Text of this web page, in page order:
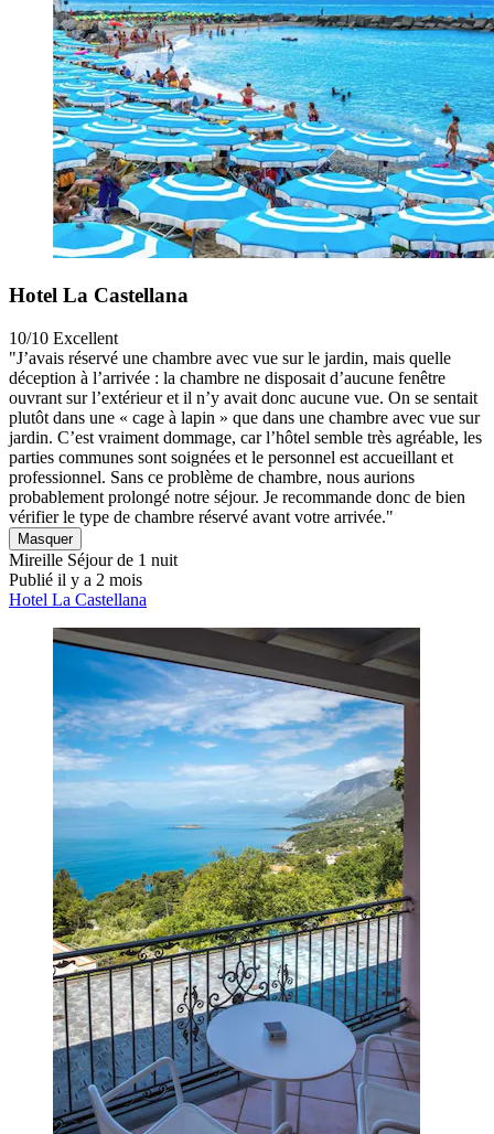
Hotel La Castellana
10/10 Excellent
"J’avais réservé une chambre avec vue sur le jardin, mais quelle
déception à l’arrivée : la chambre ne disposait d’aucune fenêtre
ouvrant sur l’extérieur et il n’y avait donc aucune vue. On se sentait
plutôt dans une « cage à lapin » que dans une chambre avec vue sur
jardin. C’est vraiment dommage, car l’hôtel semble très agréable, les
parties communes sont soignées et le personnel est accueillant et
professionnel. Sans ce problème de chambre, nous aurions
probablement prolongé notre séjour. Je recommande donc de bien
vérifier le type de chambre réservé avant votre arrivée."
Masquer
Mireille Séjour de 1 nuit
Publié il y a 2 mois
Hotel La Castellana